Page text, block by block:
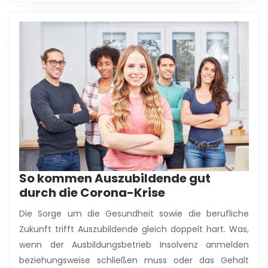
So kommen Auszubildende gut
durch die Corona-KriseSo
kommen
Auszubildende
gut
durch
die
Die Sorge um die Gesundheit sowie die berufliche
Zukunft trifft Auszubildende gleich doppelt hart. Was,
wenn der Ausbildungsbetrieb Insolvenz anmelden
beziehungsweise schließen muss oder das Gehalt